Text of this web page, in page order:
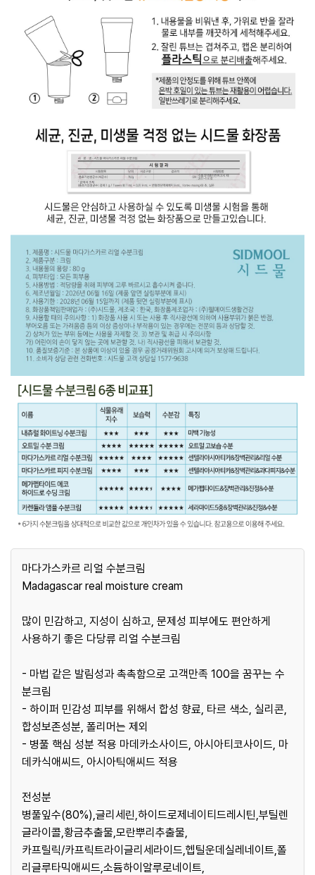
마다가스카르 리얼 수분크림
Madagascar real moisture cream
많이 민감하고, 지성이 심하고, 문제성 피부에도 편안하게
사용하기 좋은 다당류 리얼 수분크림
- 마법 같은 발림성과 촉촉함으로 고객만족 100을 꿈꾸는 수
분크림
- 하이퍼 민감성 피부를 위해서 합성 향료, 타르 색소, 실리콘,
합성보존성분, 폴리머는 제외
- 병풀 핵심 성분 적용 마데카소사이드, 아시아티코사이드, 마
데카식애씨드, 아시아틱애씨드 적용
전성분
병풀잎수(80%),글리세린,하이드로제네이티드레시틴,부틸렌
글라이콜,황금추출물,모란뿌리추출물,
카프릴릭/카프릭트라이글리세라이드,헵틸운데실레네이트,폴
리글루타믹애씨드,소듐하이알루로네이트,